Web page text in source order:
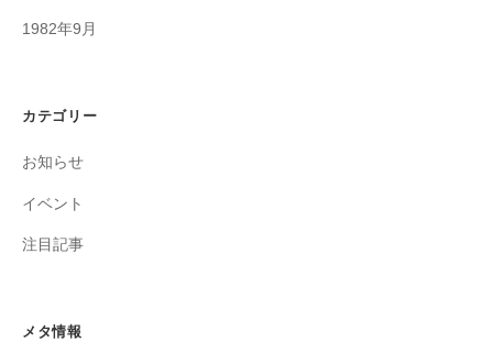
1982年9月
カテゴリー
お知らせ
イベント
注目記事
メタ情報